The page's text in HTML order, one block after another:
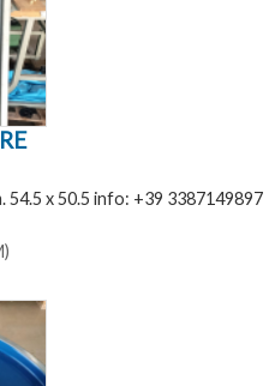
54.5 x 50.5 info: +39 3387149897